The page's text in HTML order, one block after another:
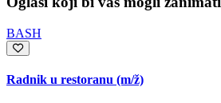
BASH
Radnik u restoranu (m/ž)